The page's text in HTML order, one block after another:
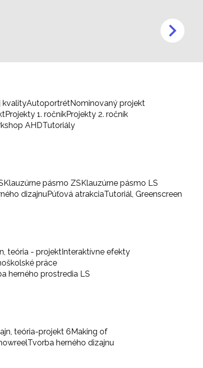
kvalityAutoportrétNominovaný projekt
Projekty 1. ročníkProjekty 2. ročník
AHDTutoriály
Klauzúrne pásmo ZSKlauzúrne pásmo LS
dizajnuPúťová atrakciaTutoriál, Greenscreen
teória - projektInteraktívne efekty
práce
herného prostredia LS
teória-projekt 6Making of
Tvorba herného dizajnu